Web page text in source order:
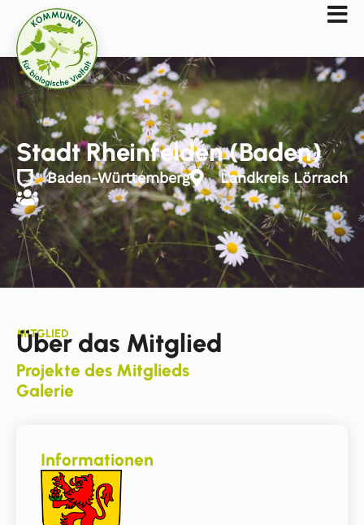
Stadt Rheinfelden (Baden)
Baden-Württemberg Landkreis Lörrach
MITGLIED
Über das Mitglied
Projekte des Mitglieds
Galerie
Informationen